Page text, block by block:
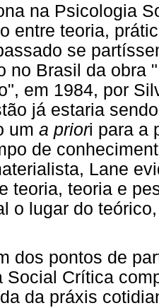
na Psicologia
entre teoria,
se
no Brasil da obra
em 1984, por
já estaria
um a priori para a
de
Lane
teoria, teoria e
o lugar do
dos pontos de
Social Crítica
da práxis